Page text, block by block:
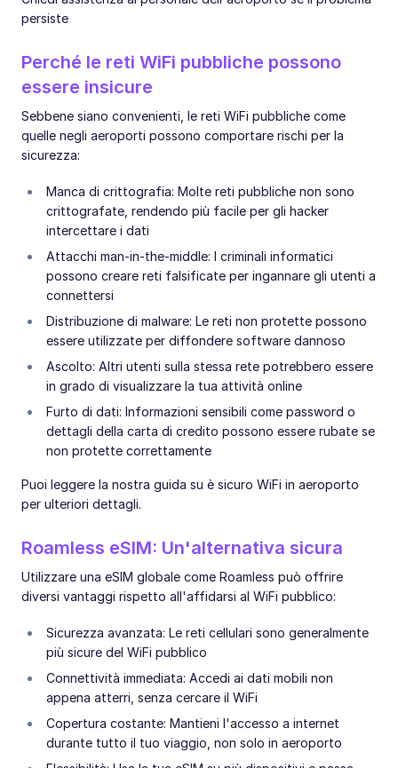
persiste
Perché le reti WiFi pubbliche possono
essere insicure
Sebbene siano convenienti, le reti WiFi pubbliche come
quelle negli aeroporti possono comportare rischi per la
sicurezza:
Manca di crittografia: Molte reti pubbliche non sono
crittografate, rendendo più facile per gli hacker
intercettare i dati
Attacchi man-in-the-middle: I criminali informatici
possono creare reti falsificate per ingannare gli utenti a
connettersi
Distribuzione di malware: Le reti non protette possono
essere utilizzate per diffondere software dannoso
Ascolto: Altri utenti sulla stessa rete potrebbero essere
in grado di visualizzare la tua attività online
Furto di dati: Informazioni sensibili come password o
dettagli della carta di credito possono essere rubate se
non protette correttamente
Puoi leggere la nostra guida su è sicuro WiFi in aeroporto
per ulteriori dettagli.
Roamless eSIM: Un'alternativa sicura
Utilizzare una eSIM globale come Roamless può offrire
diversi vantaggi rispetto all'affidarsi al WiFi pubblico:
Sicurezza avanzata: Le reti cellulari sono generalmente
più sicure del WiFi pubblico
Connettività immediata: Accedi ai dati mobili non
appena atterri, senza cercare il WiFi
Copertura costante: Mantieni l'accesso a internet
durante tutto il tuo viaggio, non solo in aeroporto